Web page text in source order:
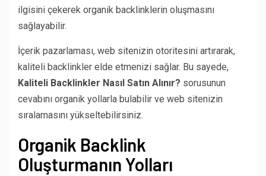
ilgisini çekerek organik backlinklerin oluşmasını
sağlayabilir.
İçerik pazarlaması, web sitenizin otoritesini artırarak,
kaliteli backlinkler elde etmenizi sağlar. Bu sayede,
Kaliteli Backlinkler Nasıl Satın Alınır? sorusunun
cevabını organik yollarla bulabilir ve web sitenizin
sıralamasını yükseltebilirsiniz.
Organik Backlink
Oluşturmanın Yolları